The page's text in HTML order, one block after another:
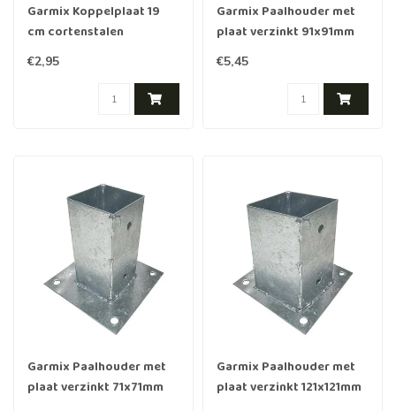
Garmix Koppelplaat 19
cm cortenstalen
borderranden
€2,95
Garmix Paalhouder met
plaat verzinkt 91x91mm
€5,45
Garmix Paalhouder met
plaat verzinkt 71x71mm
Garmix Paalhouder met
plaat verzinkt 121x121mm